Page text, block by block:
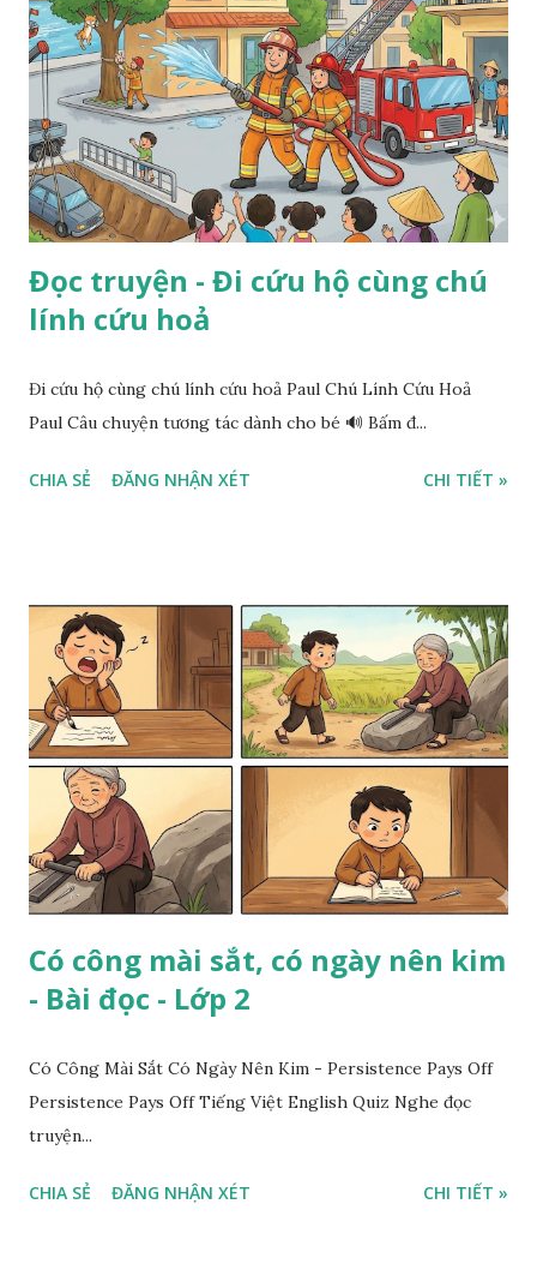
Đọc truyện - Đi cứu hộ cùng chú
lính cứu hoả
Đi cứu hộ cùng chú lính cứu hoả Paul Chú Lính Cứu Hoả
Paul Câu chuyện tương tác dành cho bé 🔊 Bấm đ...
CHIA SẺ ĐĂNG NHẬN XÉT CHI TIẾT »
Có công mài sắt, có ngày nên kim
- Bài đọc - Lớp 2
Có Công Mài Sắt Có Ngày Nên Kim - Persistence Pays Off
Persistence Pays Off Tiếng Việt English Quiz Nghe đọc
truyện...
CHIA SẺ ĐĂNG NHẬN XÉT CHI TIẾT »